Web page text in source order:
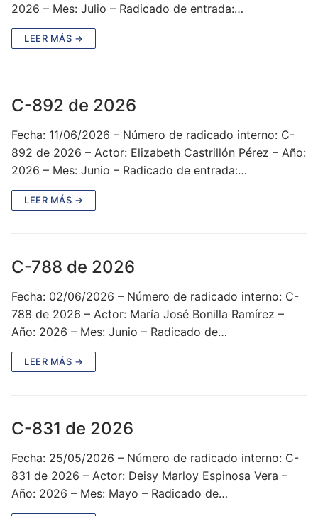
2026 – Mes: Julio – Radicado de entrada:…
LEER MÁS →
C-892 de 2026
Fecha: 11/06/2026 – Número de radicado interno: C-
892 de 2026 – Actor: Elizabeth Castrillón Pérez – Año:
2026 – Mes: Junio – Radicado de entrada:…
LEER MÁS →
C-788 de 2026
Fecha: 02/06/2026 – Número de radicado interno: C-
788 de 2026 – Actor: María José Bonilla Ramírez –
Año: 2026 – Mes: Junio – Radicado de…
LEER MÁS →
C-831 de 2026
Fecha: 25/05/2026 – Número de radicado interno: C-
831 de 2026 – Actor: Deisy Marloy Espinosa Vera –
Año: 2026 – Mes: Mayo – Radicado de…